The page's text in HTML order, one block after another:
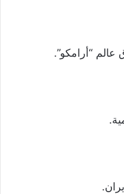
عالم “أرامكو”.